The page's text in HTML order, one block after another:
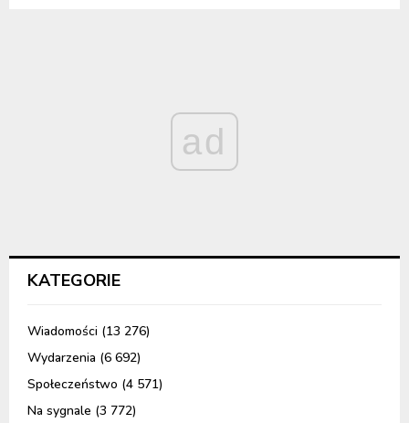
ad
KATEGORIE
Wiadomości (13 276)
Wydarzenia (6 692)
Społeczeństwo (4 571)
Na sygnale (3 772)